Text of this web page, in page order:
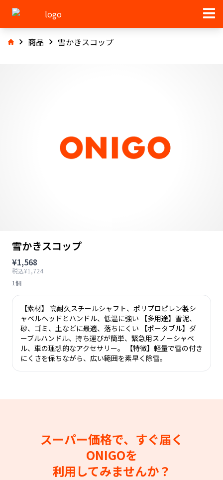
商品 雪かきスコップ
雪かきスコップ
¥1,568
税込¥1,724
1個
【素材】 高耐久スチールシャフト、ポリプロピレン製シ
ャベルヘッドとハンドル、低温に強い 【多用途】雪泥、
砂、ゴミ、土などに最適、落ちにくい 【ポータブル】ダ
ーブルハンドル、持ち運びが簡単、緊急用スノーシャベ
ル、車の理想的なアクセサリー。 【特徴】軽量で雪の付き
にくさを保ちながら、広い範囲を素早く除雪。
スーパー価格で、すぐ届く
ONIGOを
利用してみませんか？